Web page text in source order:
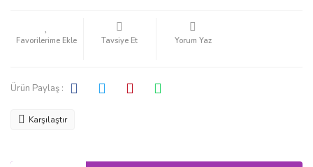
Tavsiye Et Yorum Yaz
Ürün Paylaş :
Karşılaştır